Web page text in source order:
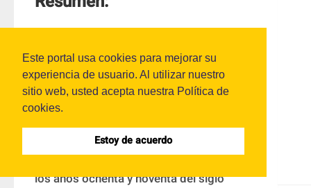
Este portal usa cookies para mejorar su
experiencia de usuario. Al utilizar nuestro
sitio web, usted acepta nuestra Política de
cookies.
Estoy de acuerdo
por las marcas que ha dejado el
narcotráfico en la sociedad a partir del
análisis y comentario de Era más grande
escenario de la narración está ubicado en
Villalinda, una recreación de la Medellín de
los años ochenta y noventa del siglo